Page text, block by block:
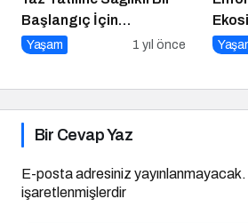
Başlangıç İçin
Beslenme
Yaşam 1 yıl önce
Bir Cevap Yaz
E-posta adresiniz yayınlanmayacak.
işaretlenmişlerdir